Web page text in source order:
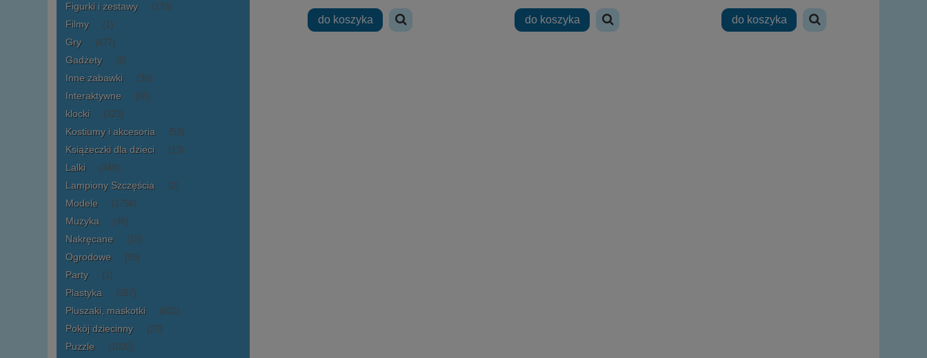
Figurki i zestawy (173)
Filmy (1)
Gry (477)
Gadżety (8)
Inne zabawki (36)
Interaktywne (66)
klocki (323)
Kostiumy i akcesoria (53)
Książeczki dla dzieci (13)
Lalki (349)
Lampiony Szczęścia (2)
Modele (1756)
Muzyka (46)
Nakręcane (13)
Ogrodowe (95)
Party (1)
Plastyka (397)
Pluszaki, maskotki (602)
Pokój dziecinny (23)
Puzzle (1020)
do koszyka do koszyka do koszyka